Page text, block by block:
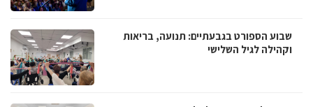
שבוע הספורט בגבעתיים: תנועה, בריאות
וקהילה לגיל השלישי